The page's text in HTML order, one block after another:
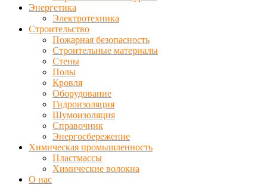
Энергетика
Электротехника
Строительство
Пожарная безопасность
Строительные материалы
Стены
Полы
Кровля
Оборудование
Гидроизоляция
Шумоизоляция
Справочник
Энергосбережение
Химическая промышленность
Пластмассы
Химические волокна
О нас